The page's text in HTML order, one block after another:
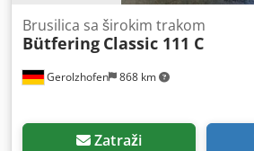
Gerolzhofen 868 km
Brusilica sa širokim trakom
Bütfering Classic 111 C
Zatraži